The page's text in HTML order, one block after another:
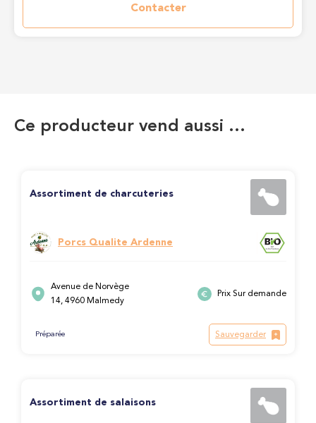
Contacter
Ce producteur vend aussi …
Assortiment de charcuteries
Porcs Qualite Ardenne
Avenue de Norvège
14, 4960 Malmedy
Prix Sur demande
Préparée Sauvegarder
Assortiment de salaisons